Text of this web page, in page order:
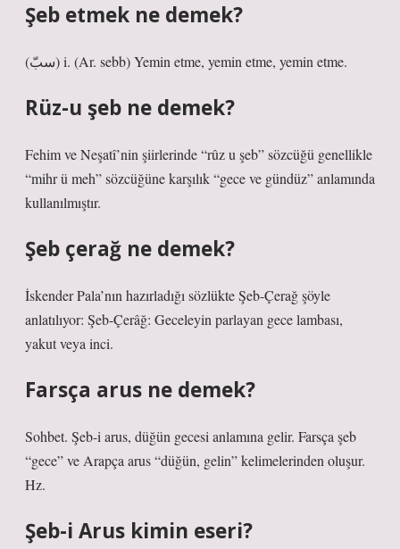
Şeb etmek ne demek?
(ﺳﺐّ) i. (Ar. sebb) Yemin etme, yemin etme, yemin etme.
Rüz-u şeb ne demek?
Fehim ve Neşatî’nin şiirlerinde “rûz u şeb” sözcüğü genellikle
“mihr ü meh” sözcüğüne karşılık “gece ve gündüz” anlamında
kullanılmıştır.
Şeb çerağ ne demek?
İskender Pala’nın hazırladığı sözlükte Şeb-Çerağ şöyle
anlatılıyor: Şeb-Çerâğ: Geceleyin parlayan gece lambası,
yakut veya inci.
Farsça arus ne demek?
Sohbet. Şeb-i arus, düğün gecesi anlamına gelir. Farsça şeb
“gece” ve Arapça arus “düğün, gelin” kelimelerinden oluşur.
Hz.
Şeb-i Arus kimin eseri?